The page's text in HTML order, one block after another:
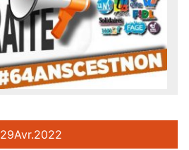
29Avr.2022